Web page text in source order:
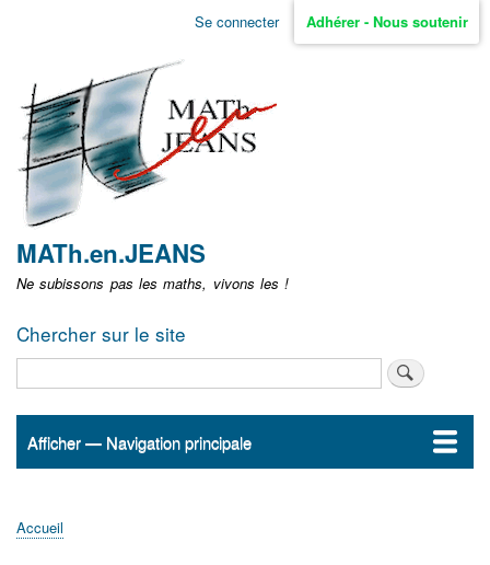
Aller
non
identifié
Se connecter Adhérer - Nous soutenir
MATh.en.JEANS
Ne subissons pas les maths, vivons les !
Chercher sur le site
Navigation
Afficher — Navigation principale
Accueil
ActualitésMATh.en.JEANS ?
Régions et Ateliers
Créer, gérer un atelier
Sujets/Publications
Congrès
Accueil